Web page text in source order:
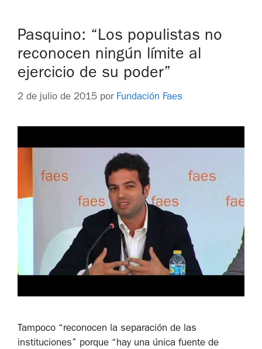
Pasquino: “Los populistas no
reconocen ningún límite al
ejercicio de su poder”
2 de julio de 2015 por Fundación Faes
Tampoco “reconocen la separación de las
instituciones” porque “hay una única fuente de